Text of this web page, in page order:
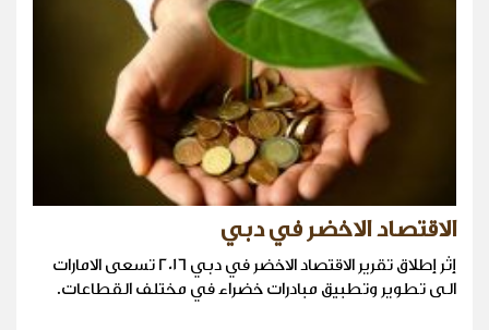
الاقتصاد الاخضر في دبي
إثر إطلاق تقرير الاقتصاد الاخضر في دبي 2016 تسعى الامارات
الى تطوير وتطبيق مبادرات خضراء في مختلف القطاعات.